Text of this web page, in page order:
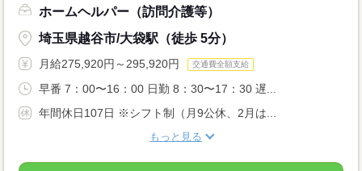
ホームヘルパー（訪問介護等）
埼玉県越谷市/大袋駅（徒歩 5分）
月給275,920円～295,920円 交通費全額支給
早番 7：00〜16：00 日勤 8：30〜17：30 遅...
年間休日107日 ※シフト制（月9公休、2月は...
もっと見る